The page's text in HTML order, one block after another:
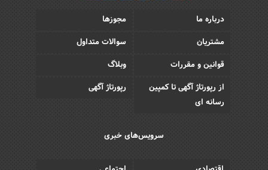
درباره ما
مجوزها
مشتریان
سوالات متداول
قوانین و مقررات
وبلاگ
از رپورتاژ آگهی تا کمپین
رسانه ای
رپورتاژ آگهی
سرویس‌های خبری